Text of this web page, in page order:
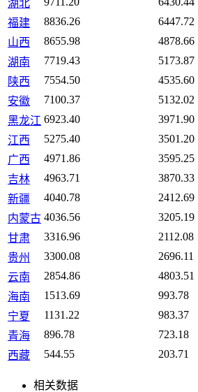
湖北
福建
8836.26 6447.72
山西
8655.98 4878.66
湖南
7719.43 5173.87
陕西
7554.50 4535.60
安徽
7100.37 5132.02
黑龙江 6923.40 3971.90
江西
5275.40 3501.20
广西
4971.86 3595.25
吉林
4963.71 3870.33
新疆
4040.78 2412.69
内蒙古 4036.56 3205.19
甘肃
3316.96 2112.08
贵州
3300.08 2696.11
云南
2854.86 4803.51
海南
1513.69 993.78
宁夏
1131.22 983.37
青海
896.78 723.18
西藏
544.55 203.71
相关数据